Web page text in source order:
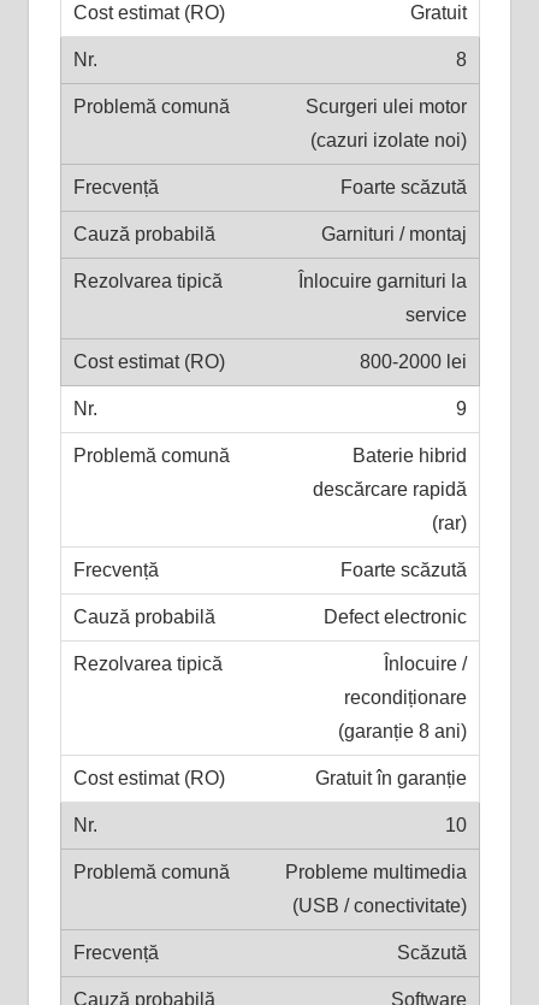
Gratuit
8
Scurgeri ulei motor
(cazuri izolate noi)
Foarte scăzută
Garnituri / montaj
Înlocuire garnituri la
service
800-2000 lei
9
Baterie hibrid
descărcare rapidă
(rar)
Foarte scăzută
Defect electronic
Înlocuire /
recondiționare
(garanție 8 ani)
Gratuit în garanție
10
Probleme multimedia
(USB / conectivitate)
Scăzută
Software